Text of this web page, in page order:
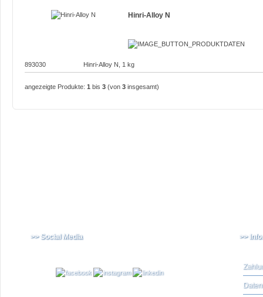
Hinri-Alloy N
893030 Hinri-Alloy N, 1 kg
angezeigte Produkte: 1 bis 3 (von 3 insgesamt)
>> Social Media >>